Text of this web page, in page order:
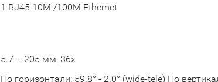
1 RJ45 10M /100M Ethernet
5.7 – 205 мм, 36x
По горизонтали: 59.8° - 2.0° (wide-tele) По